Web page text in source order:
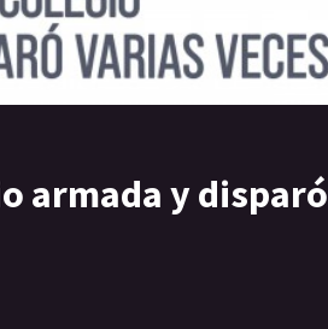
armada y